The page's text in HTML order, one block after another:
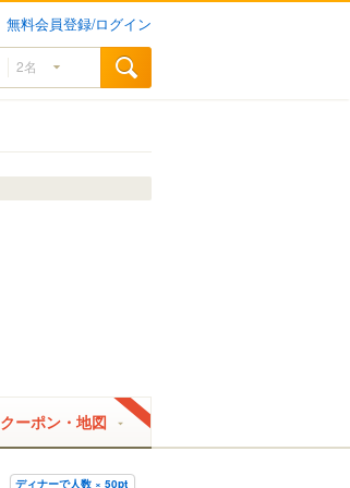
無料会員登録/ログイン
クーポン・地図
ディナーで人数 × 50pt